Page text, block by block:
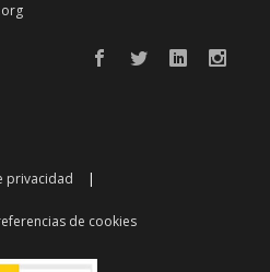
privacidad
de cookies